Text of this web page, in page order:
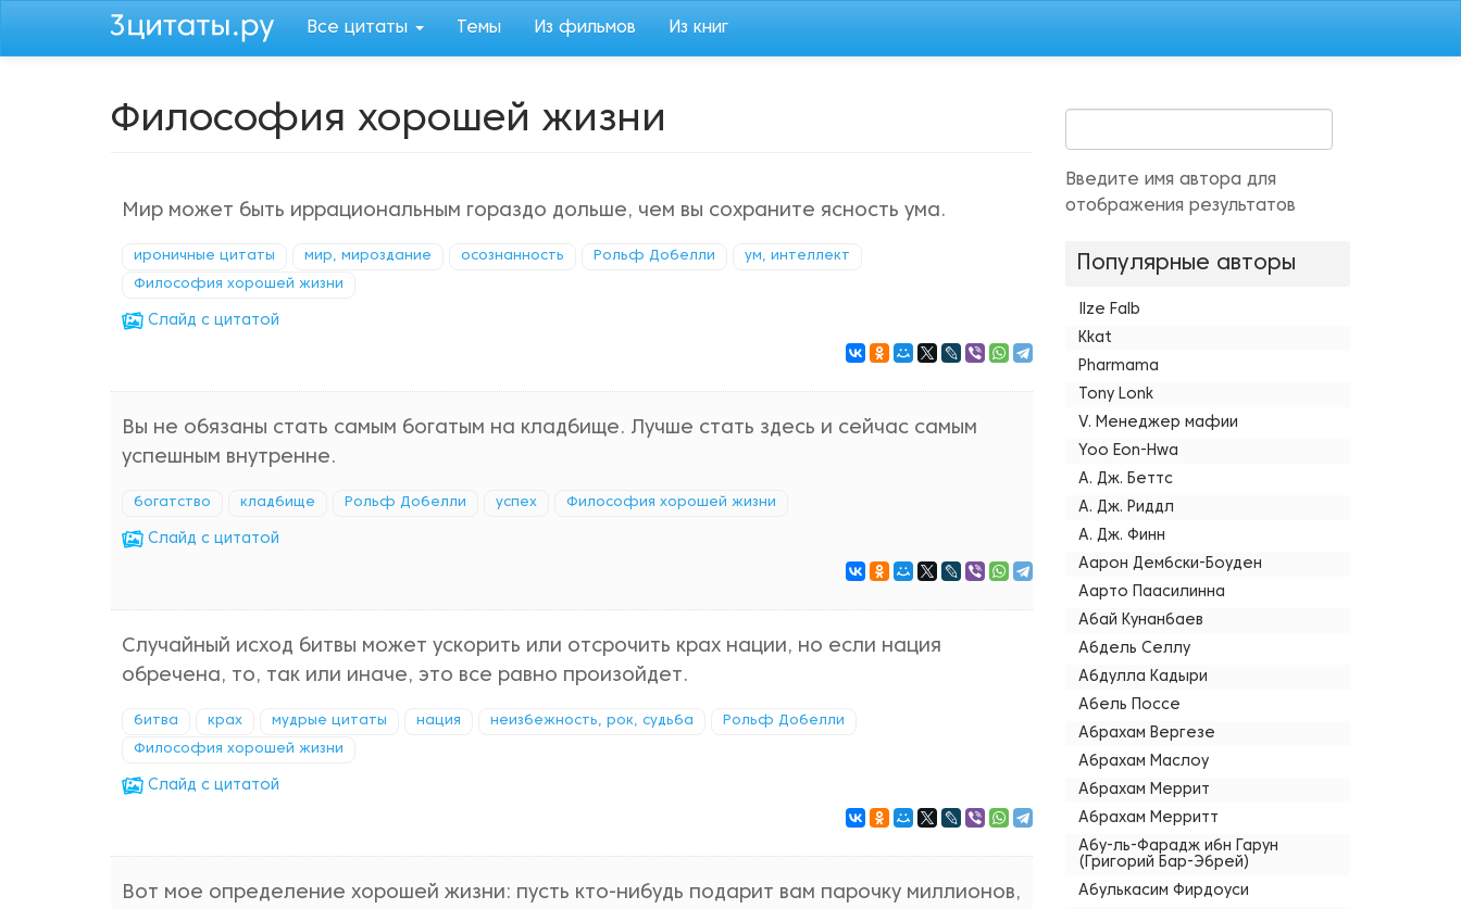
Все цитаты Темы Из фильмов Из книг
Философия хорошей жизни
Мир может быть иррациональным гораздо дольше, чем вы сохраните ясность ума.
ироничные цитаты мир, мироздание осознанность Рольф Добелли ум, интеллект
Философия хорошей жизни
Cлайд с цитатой
Вы не обязаны стать самым богатым на кладбище. Лучше стать здесь и сейчас самым
успешным внутренне.
богатство кладбище Рольф Добелли успех Философия хорошей жизни
Cлайд с цитатой
Случайный исход битвы может ускорить или отсрочить крах нации, но если нация
обречена, то, так или иначе, это все равно произойдет.
битва крах мудрые цитаты нация неизбежность, рок, судьба Рольф Добелли
Философия хорошей жизни
Cлайд с цитатой
Вот мое определение хорошей жизни: пусть кто-нибудь подарит вам парочку миллионов,
Введите имя автора для
отображения результатов
Популярные авторы
Ilze Falb
Kkat
Pharmama
Tony Lonk
V. Менеджер мафии
Yoo Eon-Hwa
А. Дж. Беттс
А. Дж. Риддл
А. Дж. Финн
Аарон Дембски-Боуден
Аарто Паасилинна
Абай Кунанбаев
Абдель Селлу
Абдулла Кадыри
Абель Поссе
Абрахам Вергезе
Абрахам Маслоу
Абрахам Меррит
Абрахам Мерритт
Абу-ль-Фарадж ибн Гарун
(Григорий Бар-Эбрей)
Абулькасим Фирдоуси